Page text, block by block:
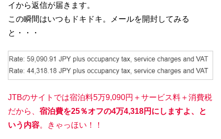
イから返信が届きます。
この瞬間はいつもドキドキ。メールを開封してみる
と・・・
JTBのサイトでは宿泊料5万9,090円＋サービス料＋消費税
だから、 宿泊費を25％オフの4万4,318円にしますよ、と
いう内容。きゃっほい！！